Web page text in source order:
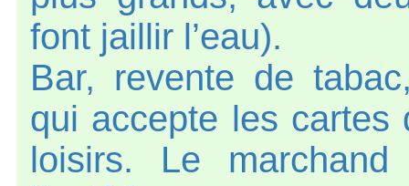
font jaillir l’eau).
Bar, revente de
qui accepte les cartes
loisirs. Le